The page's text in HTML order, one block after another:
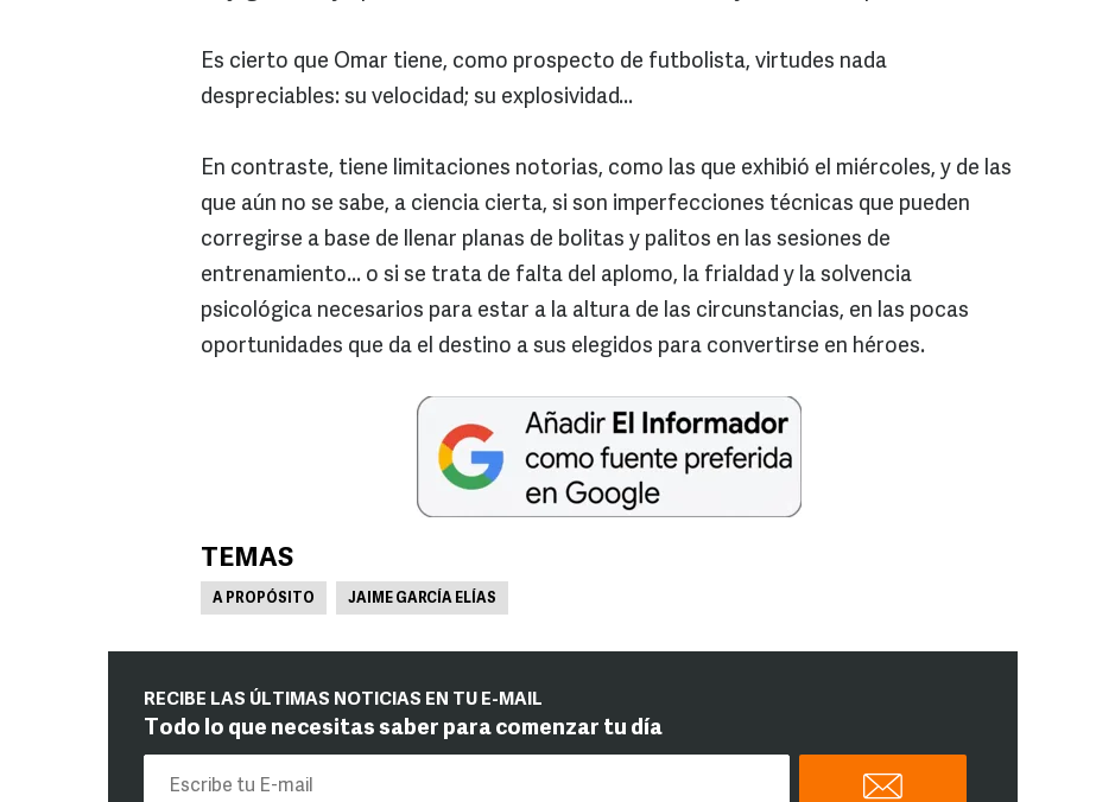
Es cierto que Omar tiene, como prospecto de futbolista, virtudes nada
despreciables: su velocidad; su explosividad...
En contraste, tiene limitaciones notorias, como las que exhibió el miércoles, y de las
que aún no se sabe, a ciencia cierta, si son imperfecciones técnicas que pueden
corregirse a base de llenar planas de bolitas y palitos en las sesiones de
entrenamiento... o si se trata de falta del aplomo, la frialdad y la solvencia
psicológica necesarios para estar a la altura de las circunstancias, en las pocas
oportunidades que da el destino a sus elegidos para convertirse en héroes.
TEMAS
A PROPÓSITO JAIME GARCÍA ELÍAS
RECIBE LAS ÚLTIMAS NOTICIAS EN TU E-MAIL
Todo lo que necesitas saber para comenzar tu día